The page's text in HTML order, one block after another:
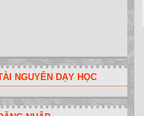
NGUYÊN DẠY HỌC